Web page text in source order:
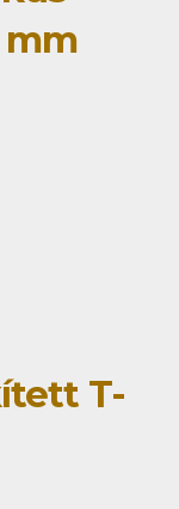
mm
T-